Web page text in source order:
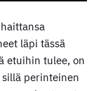
läpi tässä
etuihin tulee, on
sillä perinteinen